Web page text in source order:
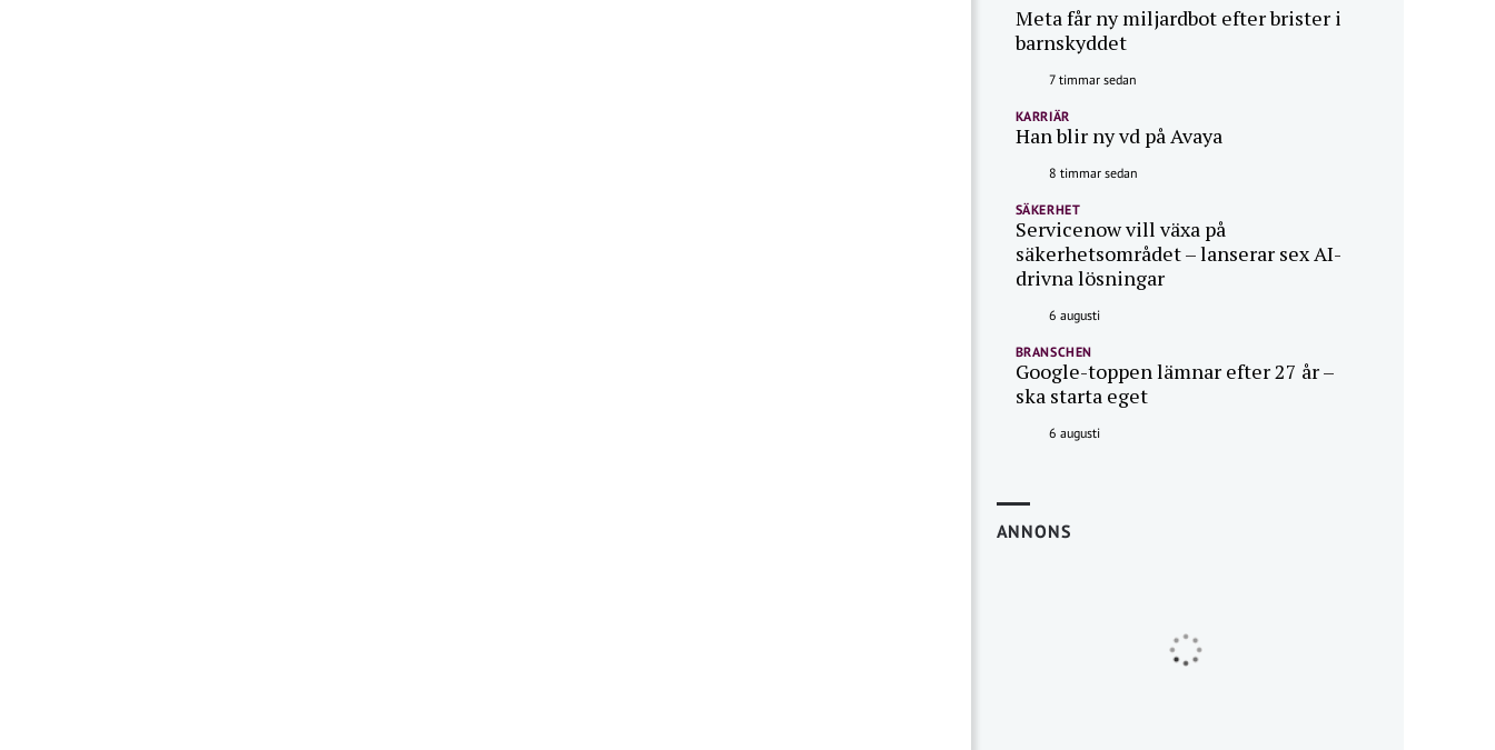
Meta får ny miljardbot efter brister i
barnskyddet
7 timmar sedan
KARRIÄR
Han blir ny vd på Avaya
8 timmar sedan
SÄKERHET
Servicenow vill växa på
säkerhetsområdet – lanserar sex AI-
drivna lösningar
6 augusti
BRANSCHEN
Google-toppen lämnar efter 27 år –
ska starta eget
6 augusti
ANNONS